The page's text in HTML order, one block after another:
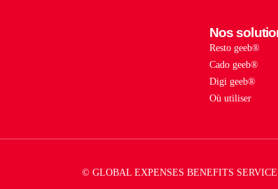
Nos
Resto geeb®
Cado geeb®
Digi geeb®
Où utiliser
© GLOBAL EXPENSES BENEFITS